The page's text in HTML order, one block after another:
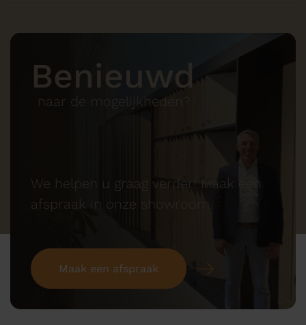
Benieuwd
naar de mogelijkheden?
We helpen u graag verder! Maak een
afspraak in onze showroom.
Maak een afspraak